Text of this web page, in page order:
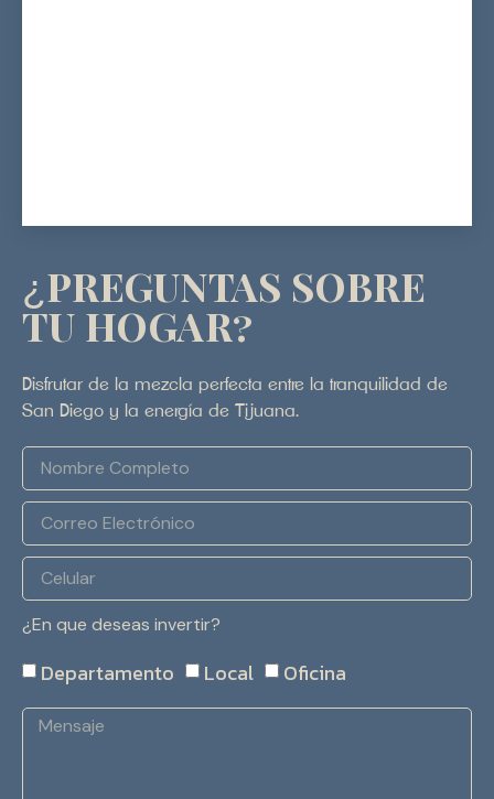
¿Preguntas sobre
tu hogar?
Disfrutar de la mezcla perfecta entre la tranquilidad de
San Diego y la energía de Tijuana.
¿En que deseas invertir?
Departamento Local Oficina